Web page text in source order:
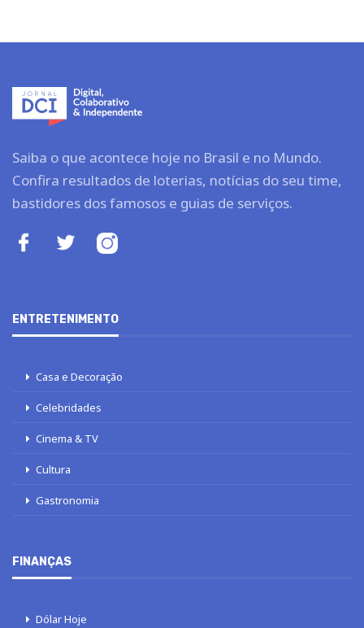
Saiba o que acontece hoje no Brasil e no Mundo.
Confira resultados de loterias, notícias do seu time,
bastidores dos famosos e guias de serviços.
ENTRETENIMENTO
Casa e Decoração
Celebridades
Cinema & TV
Cultura
Gastronomia
FINANÇAS
Dólar Hoje